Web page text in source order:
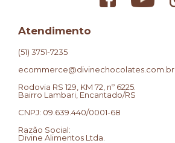
Atendimento
(51) 3751-7235
ecommerce@divinechocolates.com.br
Rodovia RS 129, KM 72, nº 6225.
Bairro Lambari, Encantado/RS
CNPJ: 09.639.440/0001-68
Razão Social:
Divine Alimentos Ltda.